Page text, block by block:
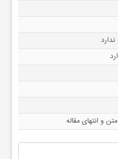
ندارد
و انتهای مقاله